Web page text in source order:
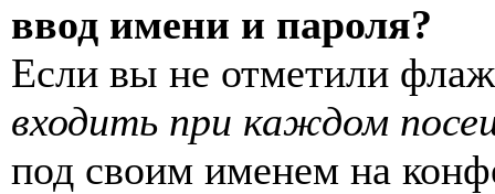
ввод имени и пароля?
Если вы не отметили
входить при каждом
под своим именем на